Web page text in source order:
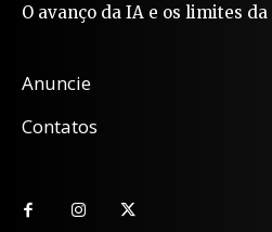
O avanço da IA e os limites
Anuncie
Contatos